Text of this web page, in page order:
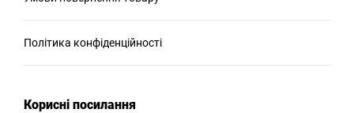
Політика конфіденційності
Корисні посилання